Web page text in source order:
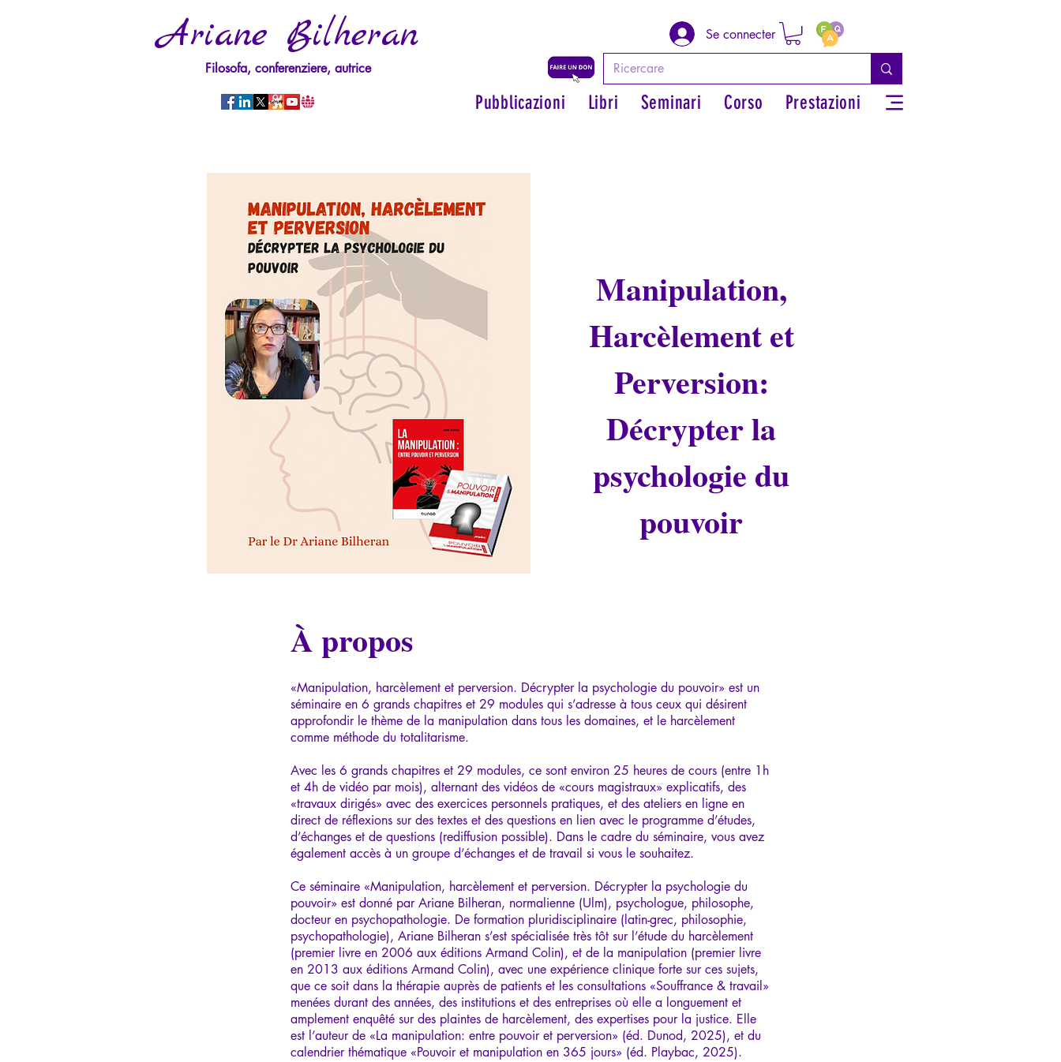
Ariane Bilheran
Filosofa, conferenziere, autrice
Se connecter
Pubblicazioni Libri Seminari Corso Prestazioni
Manipulation,
Harcèlement et
Perversion:
Décrypter la
psychologie du
pouvoir
À propos
«Manipulation, harcèlement et perversion. Décrypter la psychologie du pouvoir» est un
séminaire en 6 grands chapitres et 29 modules qui s’adresse à tous ceux qui désirent
approfondir le thème de la manipulation dans tous les domaines, et le harcèlement
comme méthode du totalitarisme.
Avec les 6 grands chapitres et 29 modules, ce sont environ 25 heures de cours (entre 1h
et 4h de vidéo par mois), alternant des vidéos de «cours magistraux» explicatifs, des
«travaux dirigés» avec des exercices personnels pratiques, et des ateliers en ligne en
direct de réflexions sur des textes et des questions en lien avec le programme d’études,
d’échanges et de questions (rediffusion possible). Dans le cadre du séminaire, vous avez
également accès à un groupe d’échanges et de travail si vous le souhaitez.
Ce séminaire «Manipulation, harcèlement et perversion. Décrypter la psychologie du
pouvoir» est donné par Ariane Bilheran, normalienne (Ulm), psychologue, philosophe,
docteur en psychopathologie. De formation pluridisciplinaire (latin-grec, philosophie,
psychopathologie), Ariane Bilheran s’est spécialisée très tôt sur l’étude du harcèlement
(premier livre en 2006 aux éditions Armand Colin), et de la manipulation (premier livre
en 2013 aux éditions Armand Colin), avec une expérience clinique forte sur ces sujets,
que ce soit dans la thérapie auprès de patients et les consultations «Souffrance & travail»
menées durant des années, des institutions et des entreprises où elle a longuement et
amplement enquêté sur des plaintes de harcèlement, des expertises pour la justice. Elle
est l’auteur de «La manipulation: entre pouvoir et perversion» (éd. Dunod, 2025), et du
calendrier thématique «Pouvoir et manipulation en 365 jours» (éd. Playbac, 2025).